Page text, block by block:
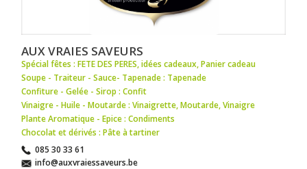
AUX VRAIES SAVEURS
Spécial fêtes : FETE DES PERES,idées cadeaux,Panier cadeau
Soupe - Traiteur - Sauce- Tapenade : Tapenade
Confiture - Gelée - Sirop : Confit
Vinaigre - Huile - Moutarde : Vinaigrette,Moutarde,Vinaigre
Plante Aromatique - Epice : Condiments
Chocolat et dérivés : Pâte à tartiner
085 30 33 61
info@auxvraiessaveurs.be